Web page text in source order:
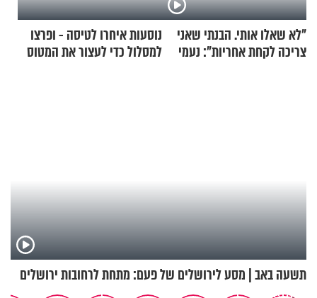
"לא שאלו אותי. הבנתי שאני
צריכה לקחת אחריות": נעמי
נוסעות איחרו לטיסה - ופרצו
למסלול כדי לעצור את המטוס
תשעה באב | מסע לירושלים של פעם: מתחת לרחובות ירושלים